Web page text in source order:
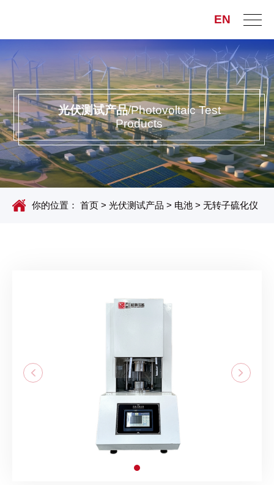
EN
光伏测试产品/Photovoltaic Test
Products
你的位置： 首页 > 光伏测试产品 > 电池 > 无转子硫化仪